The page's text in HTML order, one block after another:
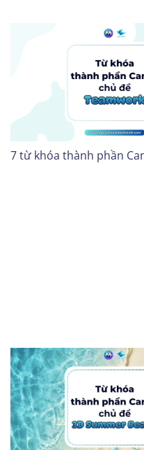
7 từ khóa thành phần